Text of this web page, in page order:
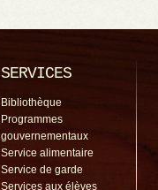
SERVICES
Bibliothèque
Programmes
gouvernementaux
Service alimentaire
Service de garde
Services aux élèves